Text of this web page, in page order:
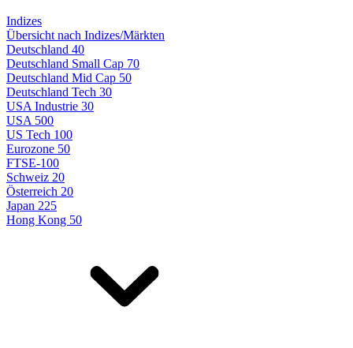
Indizes
Übersicht nach Indizes/Märkten
Deutschland 40
Deutschland Small Cap 70
Deutschland Mid Cap 50
Deutschland Tech 30
USA Industrie 30
USA 500
US Tech 100
Eurozone 50
FTSE-100
Schweiz 20
Österreich 20
Japan 225
Hong Kong 50